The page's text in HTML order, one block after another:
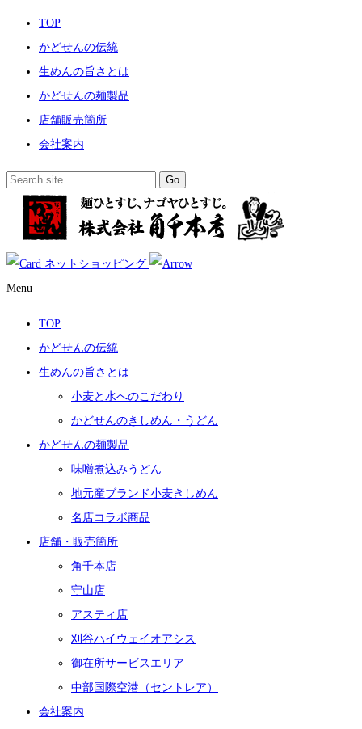
TOP
かどせんの伝統
生めんの旨さとは
かどせんの麺製品
店舗販売箇所
会社案内
ネットショッピング
Menu
TOP
かどせんの伝統
生めんの旨さとは
小麦と水へのこだわり
かどせんのきしめん・うどん
かどせんの麺製品
味噌煮込みうどん
地元産ブランド小麦きしめん
名店コラボ商品
店舗・販売箇所
角千本店
守山店
アスティ店
刈谷ハイウェイオアシス
御在所サービスエリア
中部国際空港（セントレア）
会社案内